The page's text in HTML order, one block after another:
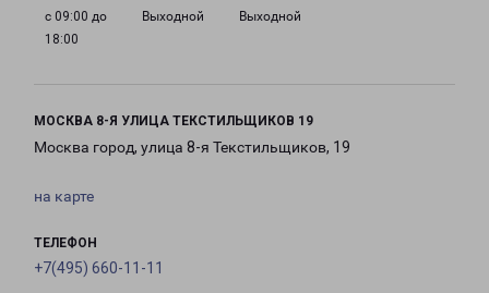
с 09:00 до
18:00
Выходной Выходной
МОСКВА 8-Я УЛИЦА ТЕКСТИЛЬЩИКОВ 19
Москва город, улица 8-я Текстильщиков, 19
на карте
ТЕЛЕФОН
+7(495) 660-11-11